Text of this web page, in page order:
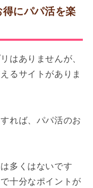
にパパ活を楽
はありませんが、
るサイトがありま
れば、パパ活のお
多くはないです
十分なポイントが